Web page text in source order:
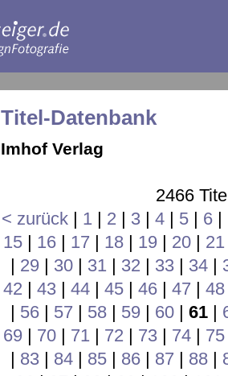
Titel-Datenbank
Imhof Verlag
2466
< zurück | 1 | 2 | 3 | 4 | 5 | 6 |
15| 16| 17 | 18| 19| 20| 21
| 29| 30| 31| 32 | 33| 34|
42 | 43| 44| 45| 46| 47 | 48
| 56| 57 | 58| 59| 60| 61|
69| 70| 71| 72 | 73| 74| 75
| 83| 84| 85| 86| 87 | 88|